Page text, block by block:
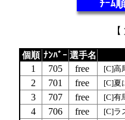
ﾁｰﾑ
個順 ﾅﾝﾊﾞｰ 選手名
1 705 free [C]高
2 701 free [C]夏
3 707 free [C]有
4 706 free [C]ラ